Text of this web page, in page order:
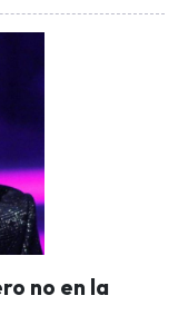
no en la